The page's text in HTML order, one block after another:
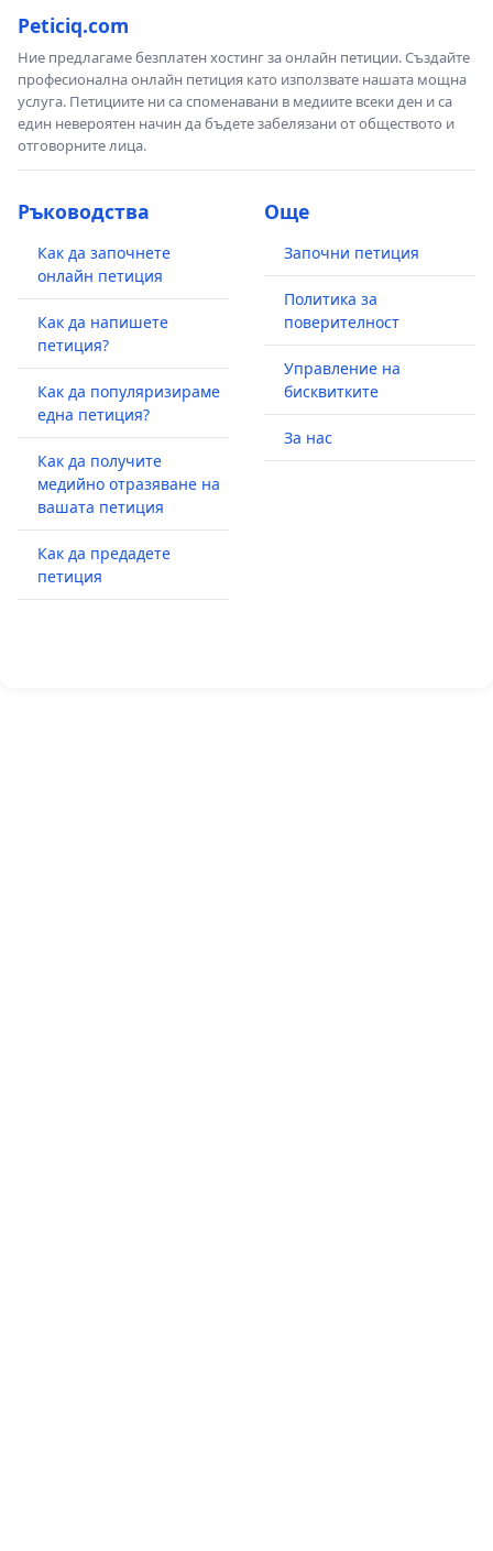
Peticiq.com
Ние предлагаме безплатен хостинг за онлайн петиции. Създайте
професионална онлайн петиция като използвате нашата мощна
услуга. Петициите ни са споменавани в медиите всеки ден и са
един невероятен начин да бъдете забелязани от обществото и
отговорните лица.
Ръководства
Как да започнете
онлайн петиция
Как да напишете
петиция?
Как да популяризираме
една петиция?
Как да получите
медийно отразяване на
вашата петиция
Как да предадете
петиция
Още
Започни петиция
Политика за
поверителност
Управление на
бисквитките
За нас